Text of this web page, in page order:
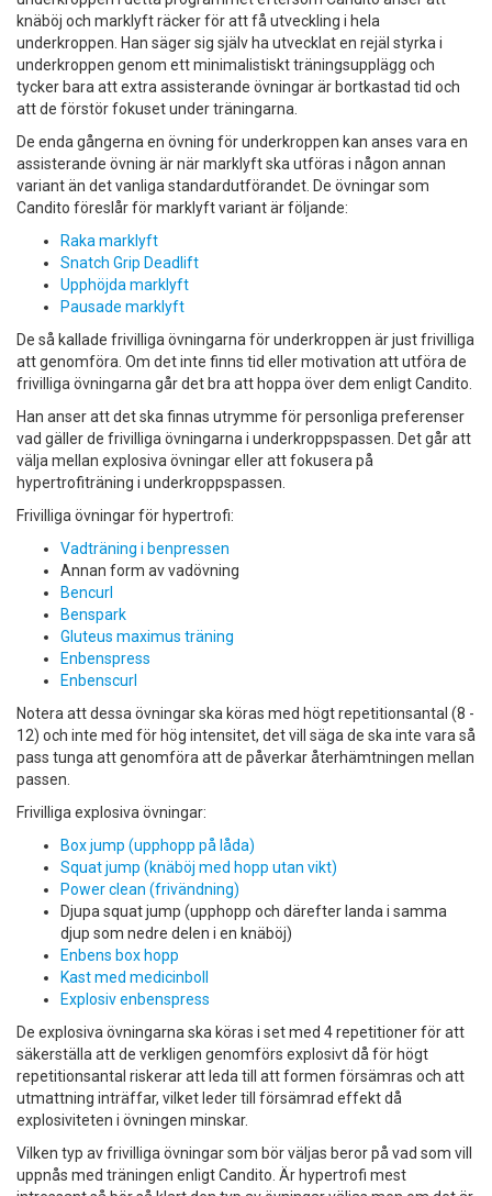
knäböj och marklyft räcker för att få utveckling i hela
underkroppen. Han säger sig själv ha utvecklat en rejäl styrka i
underkroppen genom ett minimalistiskt träningsupplägg och
tycker bara att extra assisterande övningar är bortkastad tid och
att de förstör fokuset under träningarna.
De enda gångerna en övning för underkroppen kan anses vara en
assisterande övning är när marklyft ska utföras i någon annan
variant än det vanliga standardutförandet. De övningar som
Candito föreslår för marklyft variant är följande:
Raka marklyft
Snatch Grip Deadlift
Upphöjda marklyft
Pausade marklyft
De så kallade frivilliga övningarna för underkroppen är just frivilliga
att genomföra. Om det inte finns tid eller motivation att utföra de
frivilliga övningarna går det bra att hoppa över dem enligt Candito.
Han anser att det ska finnas utrymme för personliga preferenser
vad gäller de frivilliga övningarna i underkroppspassen. Det går att
välja mellan explosiva övningar eller att fokusera på
hypertrofiträning i underkroppspassen.
Frivilliga övningar för hypertrofi:
Vadträning i benpressen
Annan form av vadövning
Bencurl
Benspark
Gluteus maximus träning
Enbenspress
Enbenscurl
Notera att dessa övningar ska köras med högt repetitionsantal (8 -
12) och inte med för hög intensitet, det vill säga de ska inte vara så
pass tunga att genomföra att de påverkar återhämtningen mellan
passen.
Frivilliga explosiva övningar:
Box jump (upphopp på låda)
Squat jump (knäböj med hopp utan vikt)
Power clean (frivändning)
Djupa squat jump (upphopp och därefter landa i samma
djup som nedre delen i en knäböj)
Enbens box hopp
Kast med medicinboll
Explosiv enbenspress
De explosiva övningarna ska köras i set med 4 repetitioner för att
säkerställa att de verkligen genomförs explosivt då för högt
repetitionsantal riskerar att leda till att formen försämras och att
utmattning inträffar, vilket leder till försämrad effekt då
explosiviteten i övningen minskar.
Vilken typ av frivilliga övningar som bör väljas beror på vad som vill
uppnås med träningen enligt Candito. Är hypertrofi mest